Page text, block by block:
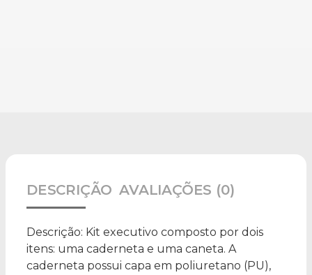
DESCRIÇÃO AVALIAÇÕES (0)
Descrição: Kit executivo composto por dois
itens: uma caderneta e uma caneta. A
caderneta possui capa em poliuretano (PU),